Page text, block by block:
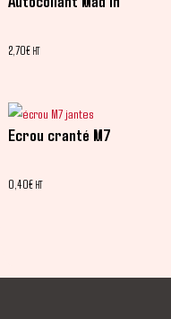
2,70€ HT
Ecrou cranté M7
0,40€ HT